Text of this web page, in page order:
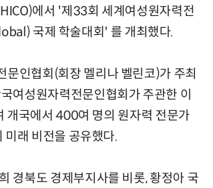
에서 '제33회 세계여성원자력전
국제 학술대회' 를 개최했다.
문인협회(회장 멜리나 벨린코)가 주최
여성원자력전문인협회가 주관한 이
개국에서 400여 명의 원자력 전문가
미래 비전을 공유했다.
경북도 경제부지사를 비롯, 황정아 국